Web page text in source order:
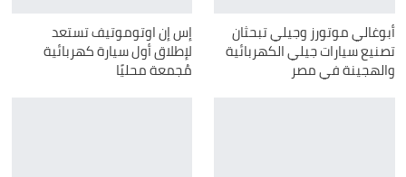
أبوغالي موتورز وجيلي تبحثان
تصنيع سيارات جيلي الكهربائية
والهجينة في مصر
إس إن اوتوموتيف تستعد
لإطلاق أول سيارة كهربائية
مُجمعة محليًا